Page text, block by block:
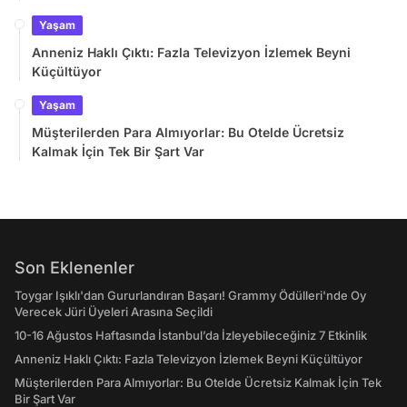
Yaşam
Anneniz Haklı Çıktı: Fazla Televizyon İzlemek Beyni
Küçültüyor
Yaşam
Müşterilerden Para Almıyorlar: Bu Otelde Ücretsiz
Kalmak İçin Tek Bir Şart Var
Son Eklenenler
Toygar Işıklı'dan Gururlandıran Başarı! Grammy Ödülleri'nde Oy
Verecek Jüri Üyeleri Arasına Seçildi
10-16 Ağustos Haftasında İstanbul’da İzleyebileceğiniz 7 Etkinlik
Anneniz Haklı Çıktı: Fazla Televizyon İzlemek Beyni Küçültüyor
Müşterilerden Para Almıyorlar: Bu Otelde Ücretsiz Kalmak İçin Tek
Bir Şart Var